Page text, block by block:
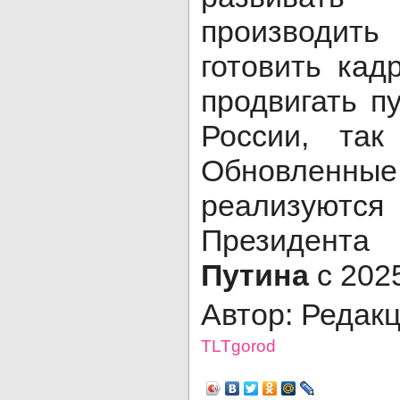
готовить
продвигать
России,
Путинас
Автор:
TLTgorod